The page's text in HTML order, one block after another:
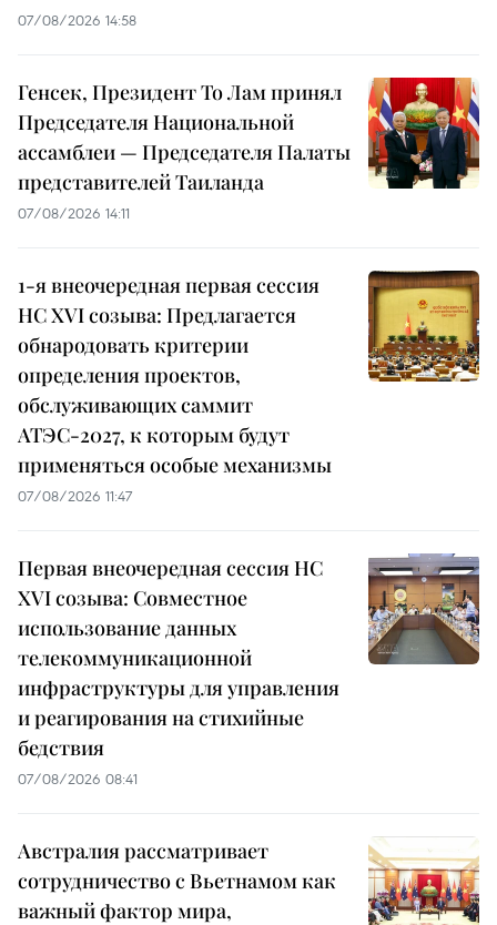
07/08/2026 14:58
Генсек, Президент То Лам принял
Председателя Национальной
ассамблеи — Председателя Палаты
представителей Таиланда
07/08/2026 14:11
1-я внеочередная первая сессия
НС XVI созыва: Предлагается
обнародовать критерии
определения проектов,
обслуживающих саммит
АТЭС-2027, к которым будут
применяться особые механизмы
07/08/2026 11:47
Первая внеочередная сессия НС
XVI созыва: Совместное
использование данных
телекоммуникационной
инфраструктуры для управления
и реагирования на стихийные
бедствия
07/08/2026 08:41
Австралия рассматривает
сотрудничество с Вьетнамом как
важный фактор мира,